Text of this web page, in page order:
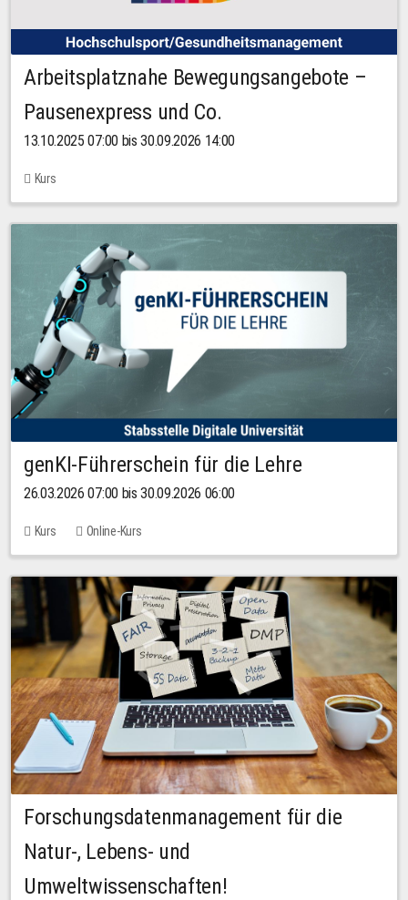
Arbeitsplatznahe Bewegungsangebote –
Pausenexpress und Co.
13.10.2025 07:00 bis 30.09.2026 14:00
Kurs
genKI-Führerschein für die Lehre
26.03.2026 07:00 bis 30.09.2026 06:00
Kurs Online-Kurs
Forschungsdatenmanagement für die
Natur-, Lebens- und
Umweltwissenschaften!